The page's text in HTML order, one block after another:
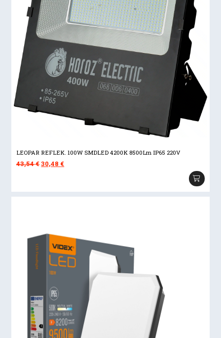
LEOPAR REFLEK. 100W SMDLED 4200K 8500Lm IP65 220V
43,54€Izvorna
je:
30,48€Trenutna
30,48 €.